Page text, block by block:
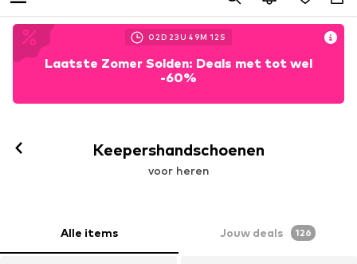
02D 23U 49M 11 S
Laatste Zomer Solden: Deals met tot wel
-60%
Keepershandschoenen
voor heren
Alle items Jouw deals 126